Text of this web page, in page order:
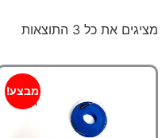
מציגים את כל ⁦3⁩ התוצאות
מבצע!